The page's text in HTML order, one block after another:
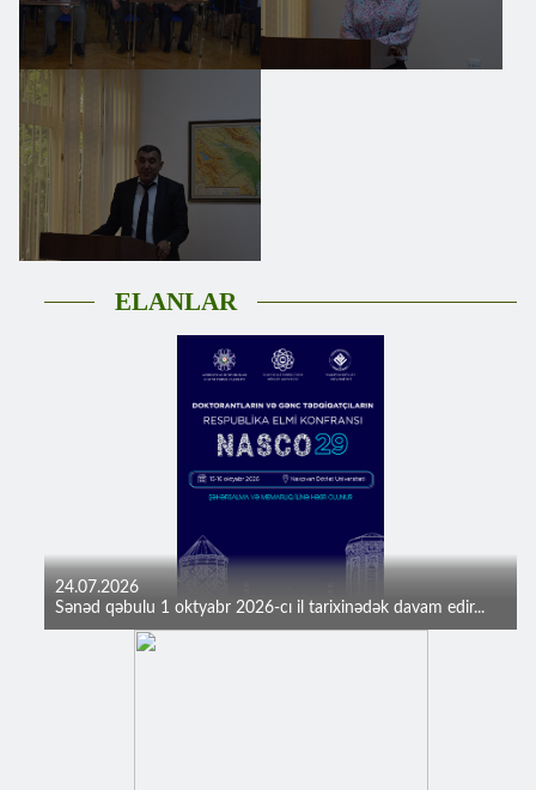
ELANLAR
24.07.2026
Sənəd qəbulu 1 oktyabr 2026-cı il tarixinədək davam edir...